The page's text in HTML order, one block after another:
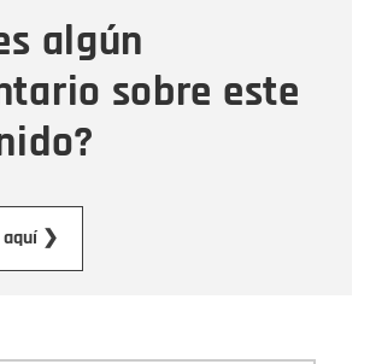
algún
sobre este
aquí ❯